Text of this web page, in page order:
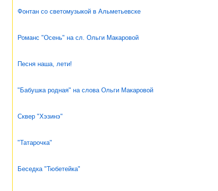
Фонтан со светомузыкой в Альметьевске
Романс "Осень" на сл. Ольги Макаровой
Песня наша, лети!
"Бабушка родная" на слова Ольги Макаровой
Сквер "Хэзинэ"
"Татарочка"
Беседка "Тюбетейка"